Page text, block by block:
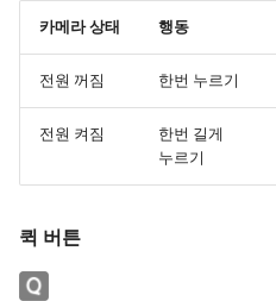
카메라 상태 행동
전원 꺼짐 한번 누르기
전원 켜짐
한번 길게
누르기
퀵 버튼